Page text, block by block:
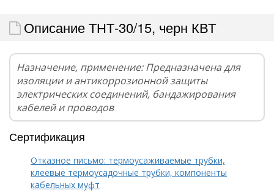
Описание ТНТ-30/15, черн КВТ
Назначение, применение: Предназначена для
изоляции и антикоррозионной защиты
электрических соединений, бандажирования
кабелей и проводов
Сертификация
Отказное письмо: термоусаживаемые трубки,
клеевые термоусадочные трубки, компоненты
кабельных муфт